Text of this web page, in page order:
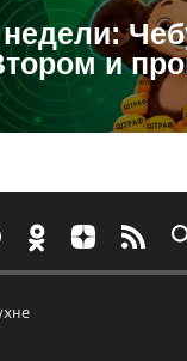
и